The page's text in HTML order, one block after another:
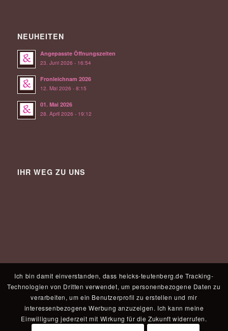
NEUHEITEN
Angepasste Öffnungszeiten
23. Juni 2026 - 16:54
Fronleichnam 2026
12. Mai 2026 - 8:15
01. Mai 2026
28. April 2026 - 19:12
IHR WEG ZU UNS
Ich bin damit einverstanden, dass heicks-teutenberg.de Tracking-
Technologien von Dritten verwendet, um personenbezogene Daten zu
verarbeiten, um ein Benutzerprofil zu erstellen und mir
interessenbezogene Werbung anzuzeigen. Ich kann meine
Einwilligung jederzeit mit Wirkung für die Zukunft widerrufen.